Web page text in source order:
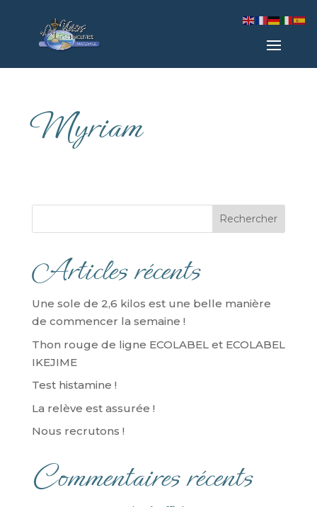
Myriam
Rechercher
Articles récents
Une sole de 2,6 kilos est une belle manière
de commencer la semaine !
Thon rouge de ligne ECOLABEL et ECOLABEL
IKEJIME
Test histamine !
La relève est assurée !
Nous recrutons !
Commentaires récents